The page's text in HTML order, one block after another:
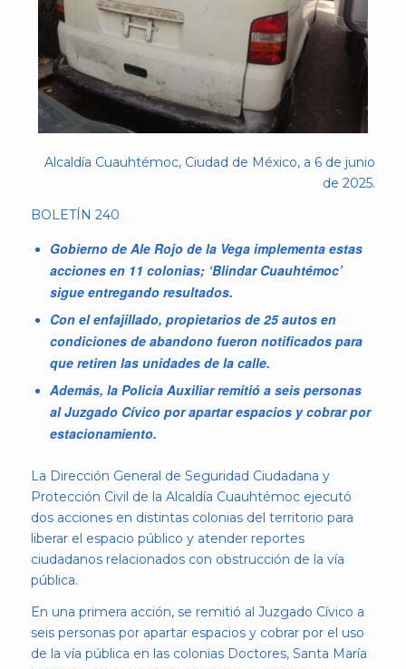
Alcaldía Cuauhtémoc, Ciudad de México, a 6 de junio
de 2025.
BOLETÍN 240
Gobierno de Ale Rojo de la Vega implementa estas
acciones en 11 colonias; ‘Blindar Cuauhtémoc’
sigue entregando resultados.
Con el enfajillado, propietarios de 25 autos en
condiciones de abandono fueron notificados para
que retiren las unidades de la calle.
Además, la Policía Auxiliar remitió a seis personas
al Juzgado Cívico por apartar espacios y cobrar por
estacionamiento.
La Dirección General de Seguridad Ciudadana y
Protección Civil de la Alcaldía Cuauhtémoc ejecutó
dos acciones en distintas colonias del territorio para
liberar el espacio público y atender reportes
ciudadanos relacionados con obstrucción de la vía
pública.
En una primera acción, se remitió al Juzgado Cívico a
seis personas por apartar espacios y cobrar por el uso
de la vía pública en las colonias Doctores, Santa María